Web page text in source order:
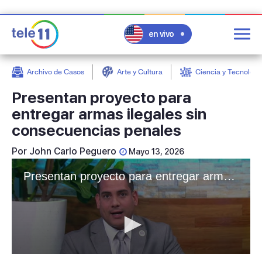
en vivo
Archivo de Casos Arte y Cultura Ciencia y
Presentan proyecto para
entregar armas ilegales sin
consecuencias penales
Por John Carlo Peguero Mayo 13, 2026
Presentan proyecto para entregar armas ilegales sin consecuencias penales
post